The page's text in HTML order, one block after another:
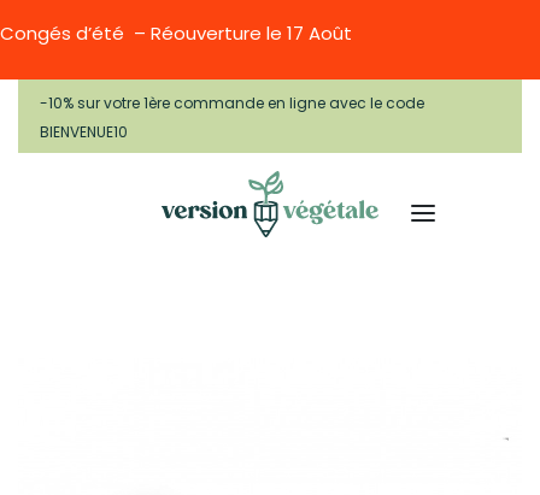
Congés d’été – Réouverture le 17 Août
-10% sur votre 1ère commande en ligne avec le code
BIENVENUE10